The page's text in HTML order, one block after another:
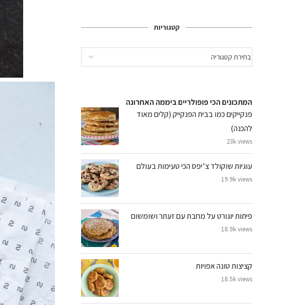
קטגוריות
המתכונים הכי פופולריים ביממה האחרונה
פנקייקים כמו בבית הפנקייק (קלים מאוד
להכנה)
23k views
עוגיות שוקולד צ’יפס הכי טעימות בעולם
19.9k views
פיתות יוגורט על מחבת עם זעתר ושומשום
18.9k views
קציצות טונה אפויות
18.5k views